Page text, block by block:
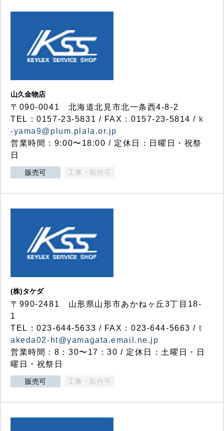
山久金物店
〒090-0041 北海道北見市北一条西4-8-2
TEL：0157-23-5831 / FAX：0157-23-5814 / k
-yama9@plum.plala.or.jp
営業時間：9:00〜18:00 / 定休日：日曜日・祝祭
日
販売可 工事・取付可
(株)タケダ
〒990-2481 山形県山形市あかねヶ丘3丁目18-
1
TEL：023-644-5633 / FAX：023-644-5663 / t
akeda02-ht@yamagata.email.ne.jp
営業時間：8：30〜17：30 / 定休日：土曜日・日
曜日・祝祭日
販売可 工事・取付可